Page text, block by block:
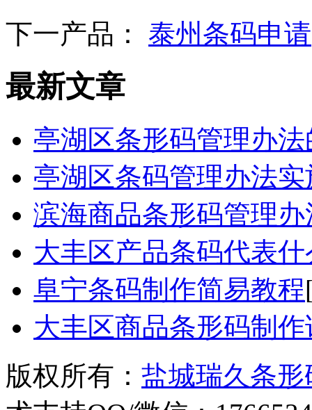
下一产品： 泰州条码申请
最新文章
亭湖区条形码管理办
亭湖区条码管理办法
滨海商品条形码管理
大丰区产品条码代表什
阜宁条码制作简易教程
大丰区商品条形码制
版权所有： 盐城瑞久条